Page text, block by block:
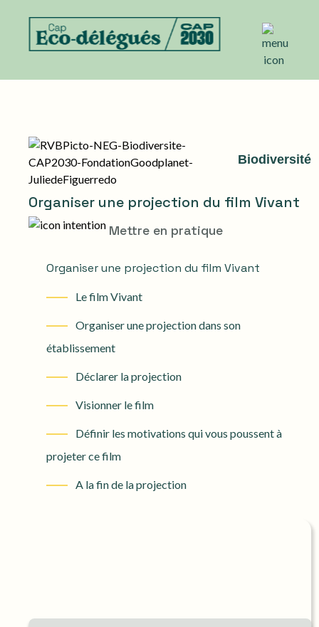
Biodiversité
Organiser une projection du film Vivant
Mettre en pratique
Organiser une projection du film Vivant
Le film Vivant
Organiser une projection dans son
établissement
Déclarer la projection
Visionner le film
Définir les motivations qui vous poussent à
projeter ce film
A la fin de la projection